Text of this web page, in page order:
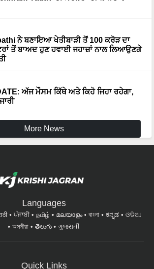
ਨੇ ਬਣਾਇਆ ਖੇਤੀਬਾੜੀ ਤੋਂ 100 ਕਰੋੜ ਦਾ
ਤੋਂ ਬਾਅਦ ਹੁਣ ਹਵਾਈ ਜਹਾਜ਼ਾਂ ਨਾਲ ਲਿਆਉਣਗੇ
ਅੱਜ ਮੌਸਮ ਕਿੱਥੇ ਅਤੇ ਕਿਹੋ ਜਿਹਾ ਰਹੇਗਾ,
More News
Languages
ਪੰਜਾਬੀ தமிழ் മലയാളം বাংলা ಕನ್ನಡ
ଓଡିଆ
অসমীয়া
తెలుగు ગુજરાતી
Quick Links